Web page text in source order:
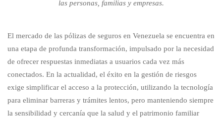
las personas, familias y empresas.
El mercado de las pólizas de seguros en Venezuela se encuentra en
una etapa de profunda transformación, impulsado por la necesidad
de ofrecer respuestas inmediatas a usuarios cada vez más
conectados. En la actualidad, el éxito en la gestión de riesgos
exige simplificar el acceso a la protección, utilizando la tecnología
para eliminar barreras y trámites lentos, pero manteniendo siempre
la sensibilidad y cercanía que la salud y el patrimonio familiar